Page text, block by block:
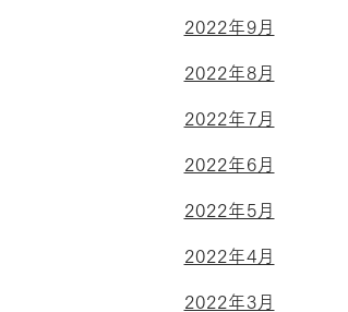
2022年9月
2022年8月
2022年7月
2022年6月
2022年5月
2022年4月
2022年3月